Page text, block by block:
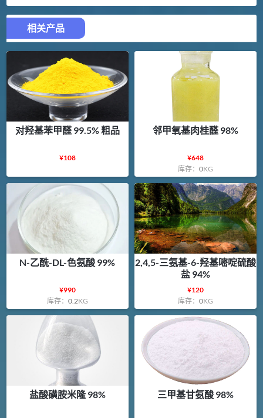
相关产品
对羟基苯甲醛 99.5% 粗品
¥108
邻甲氧基肉桂醛 98%
¥648
库存：0KG
N-乙酰-DL-色氨酸 99%
¥990
库存： 0.2KG
2,4,5-三氨基-6-羟基嘧啶硫酸
盐 94%
¥120
库存：0KG
盐酸磺胺米隆 98% 三甲基甘氨酸 98%